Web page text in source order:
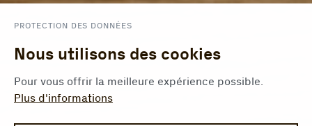
PROTECTION DES DONNÉES
Nous utilisons des cookies
Pour vous offrir la meilleure expérience possible.
Plus d'informations